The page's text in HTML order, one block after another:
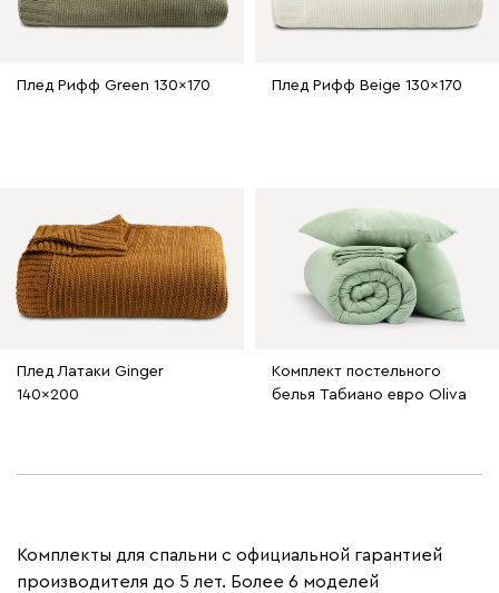
Плед Рифф Green 130x170 Плед Рифф Beige 130x170
Плед Латаки Ginger
140x200
Комплект постельного
белья Табиано евро Oliva
Комплекты для спальни с официальной гарантией
производителя до 5 лет. Более 6 моделей